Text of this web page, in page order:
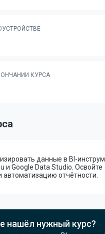
КУРСА
данные в BI-
и Google Data Studio. Освойте
автоматизацию отчётности.
нашёл нужный курс?